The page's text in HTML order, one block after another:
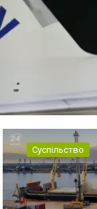
Суспільство